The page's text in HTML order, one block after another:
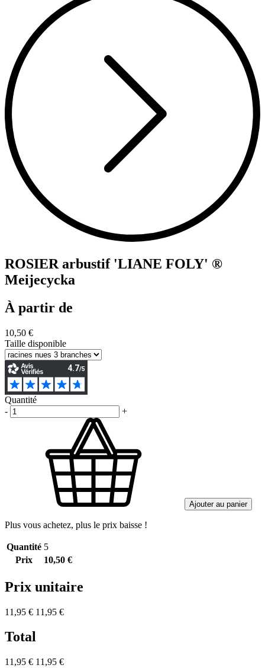
ROSIER arbustif 'LIANE FOLY' ®
Meijecycka
À partir de
10,50 €
Taille disponible
Quantité
-
+
Ajouter au panier
Plus vous achetez, plus le prix baisse !
Quantité 5
Prix
10,50 €
Prix unitaire
11,95 € 11,95 €
Total
11,95 € 11,95 €